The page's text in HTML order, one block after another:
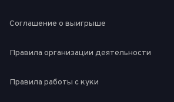
Соглашение о выигрыше
Правила организации деятельности
Правила работы с куки